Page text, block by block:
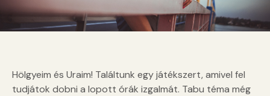
Hölgyeim és Uraim! Találtunk egy játékszert, amivel fel
tudjátok dobni a lopott órák izgalmát. Tabu téma még